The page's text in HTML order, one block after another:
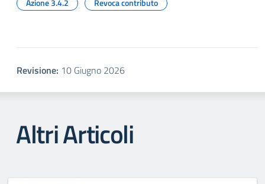
Azione 3.4.2
Revoca contributo
Revisione: 10 Giugno 2026
Altri Articoli